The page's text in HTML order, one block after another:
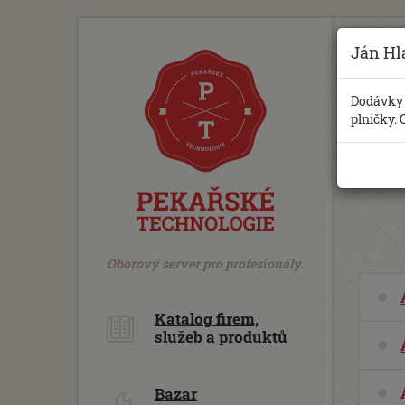
Oborový server pro profesionály.
Katalog firem,
služeb a produktů
Bazar
Ján
plničky.